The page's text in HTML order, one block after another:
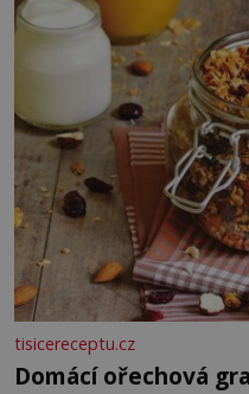
vyšlehejte s cukrem do
vmíchejte mascarpone,
tisicereceptu.cz
Domácí ořechová